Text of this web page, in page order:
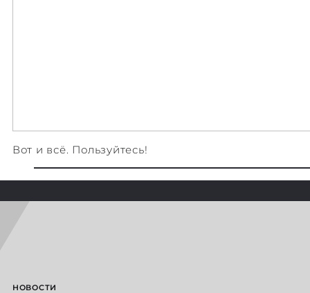
Вот и всё. Пользуйтесь!
НОВОСТИ